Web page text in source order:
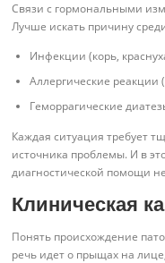
Связи с гормональными
Лучше искать причину
Инфекции (корь,
Аллергические реакции
Геморрагические
Каждая ситуация требует
источника проблемы. И в
диагностической помощи
Клиническая
Понять происхождение
речь идет о прыщах на